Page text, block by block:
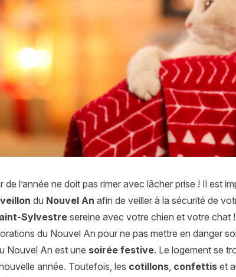
de l’année ne doit pas rimer avec lâcher prise ! Il est
du Nouvel An afin de veiller à la sécurité de
Sylvestresereine avec votre chien et votre chat !
du Nouvel An pour ne pas mettre en danger
Nouvel An est une soirée festive. Le logement se
année. Toutefois, les cotillons confettis et